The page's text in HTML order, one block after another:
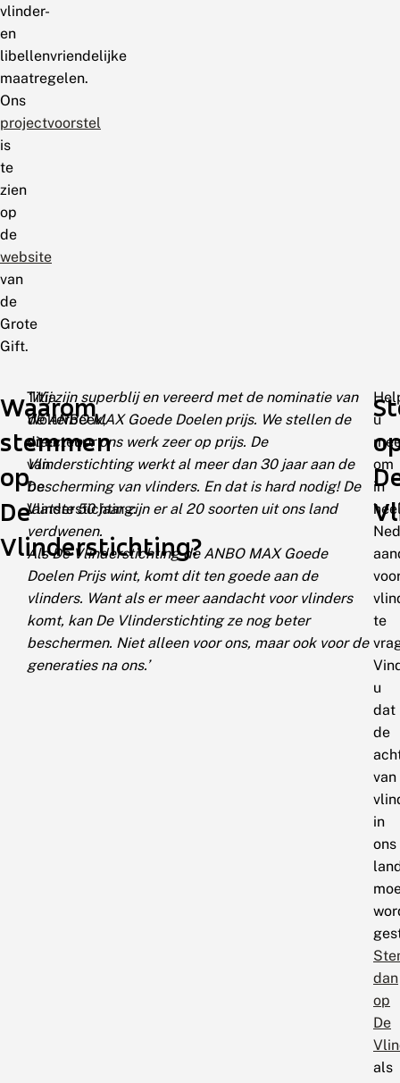
vlinder-
en
libellenvriendelijke
maatregelen.
Ons
projectvoorstel
is
te
zien
op
de
website
van
de
Grote
Gift.
Waarom
stemmen
op
De
Vlinderstichting?
Titia
Wolterbeek,
directeur
van
De
Vlinderstichting:
‘Wij zijn superblij en vereerd met de nominatie van
de ANBO MAX Goede Doelen prijs. We stellen de
steun voor ons werk zeer op prijs. De
Vlinderstichting werkt al meer dan 30 jaar aan de
bescherming van vlinders. En dat is hard nodig! De
laatste 50 jaar zijn er al 20 soorten uit ons land
verdwenen.
Als De Vlinderstichting de ANBO MAX Goede
Doelen Prijs wint, komt dit ten goede aan de
vlinders. Want als er meer aandacht voor vlinders
komt, kan De Vlinderstichting ze nog beter
beschermen. Niet alleen voor ons, maar ook voor de
generaties na ons.’
u
om
in
te
u
dat
de
van
in
ons
dan
op
De
als